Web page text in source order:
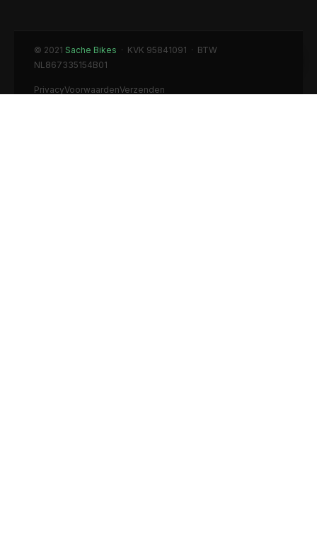
© 2021 Sache Bikes · KVK 95841091 · BTW
NL867335154B01
PrivacyVoorwaardenVerzenden